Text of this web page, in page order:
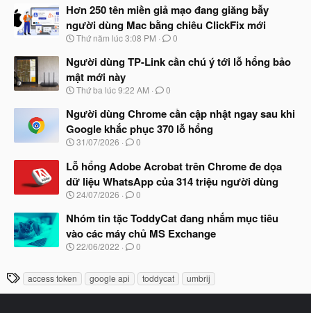
à
y
b
ắ
đ
ầ
u
Hơn 250 tên miền giả mạo đang giăng bẫy
người dùng Mac bằng chiêu ClickFix mới
N
à
y
b
ắ
đ
ầ
u
Thứ năm lúc 3:08 PM 0
Người dùng TP-Link cần chú ý tới lỗ hổng bảo
mật mới này
N
à
y
b
ắ
đ
ầ
u
Thứ ba lúc 9:22 AM 0
Người dùng Chrome cần cập nhật ngay sau khi
Google khắc phục 370 lỗ hổng
N
à
y
b
ắ
đ
ầ
u
31/07/2026 0
Lỗ hổng Adobe Acrobat trên Chrome đe dọa
dữ liệu WhatsApp của 314 triệu người dùng
N
à
b
ắ
đ
ầ
u
24/07/2026 0
Nhóm tin tặc ToddyCat đang nhắm mục tiêu
vào các máy chủ MS Exchange
N
y
22/06/2022 0
T
h
access token google api toddycat umbrij